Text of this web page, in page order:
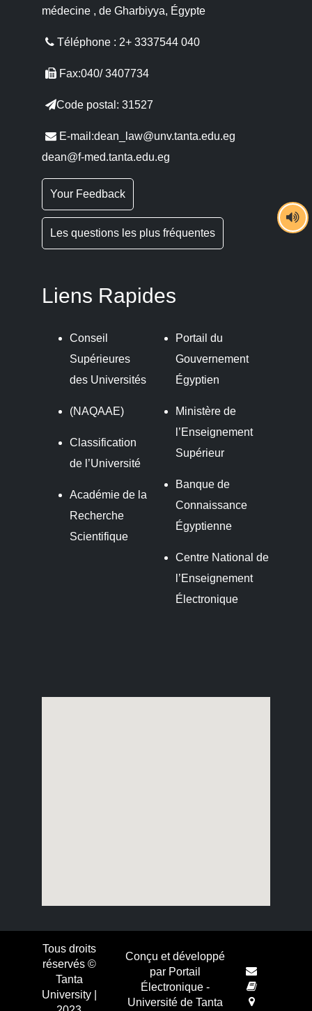
médecine , de Gharbiyya, Égypte
Téléphone : 2+ 3337544 040
Fax:040/ 3407734
Code postal: 31527
E-mail:dean_law@unv.tanta.edu.eg
dean@f-med.tanta.edu.eg
Your Feedback
Les questions les plus fréquentes
Liens Rapides
Conseil
Supérieures
des Universités
(NAQAAE)
Classification
de l’Université
Académie de la
Recherche
Scientifique
Portail du
Gouvernement
Égyptien
Ministère de
l’Enseignement
Supérieur
Banque de
Connaissance
Égyptienne
Centre National de
l’Enseignement
Électronique
Tous droits
réservés ©
Tanta
University |
Conçu et développé
par Portail
Électronique -
Université de Tanta